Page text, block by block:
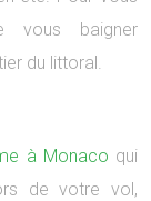
vous baigner
du littoral.
à Monaco qui
de votre vol,